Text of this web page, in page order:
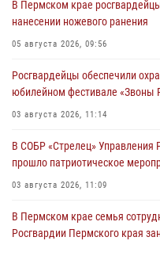
В Пермском крае
нанесении ножевого ранения
05 августа 2026, 09:56
Росгвардейцы обеспечили
юбилейном фестивале «Звоны
03 августа 2026, 11:14
В СОБР «Стрелец»
прошло патриотическое
03 августа 2026, 11:09
В Пермском крае семья
Росгвардии Пермского края